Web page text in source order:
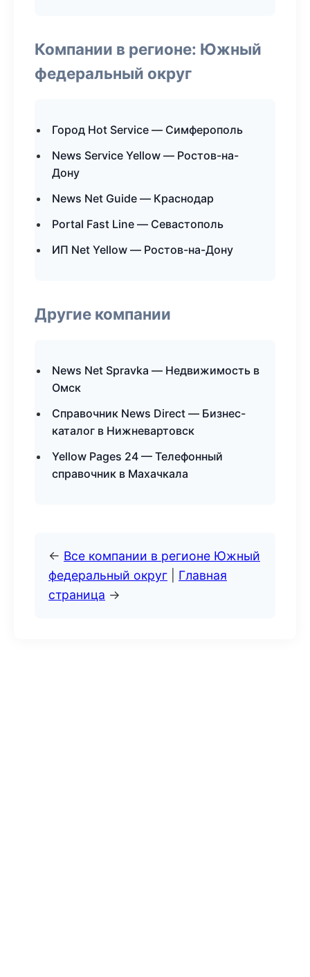
Компании в регионе: Южный
федеральный округ
Город Hot Service — Симферополь
News Service Yellow — Ростов-на-
Дону
News Net Guide — Краснодар
Portal Fast Line — Севастополь
ИП Net Yellow — Ростов-на-Дону
Другие компании
News Net Spravka — Недвижимость в
Омск
Справочник News Direct — Бизнес-
каталог в Нижневартовск
Yellow Pages 24 — Телефонный
справочник в Махачкала
← Все компании в регионе Южный
федеральный округ
Главная
страница →